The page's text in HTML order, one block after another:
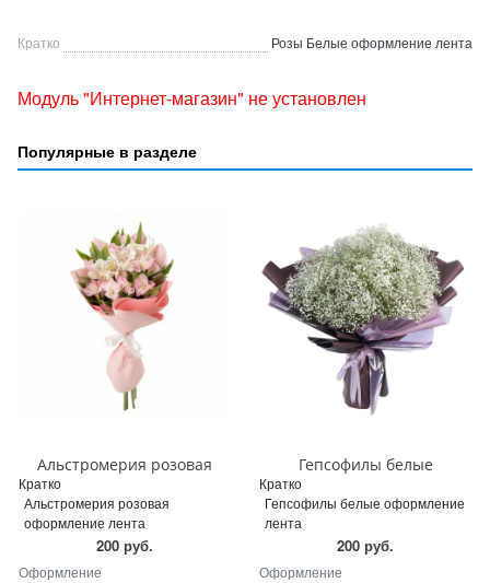
Кратко Розы Белые оформление лента
Модуль "Интернет-магазин" не установлен
Популярные в разделе
Альстромерия розовая
Кратко
Альстромерия розовая
оформление лента
200 руб.
Оформление
Гепсофилы белые
Кратко
Гепсофилы белые оформление
лента
200 руб.
Оформление